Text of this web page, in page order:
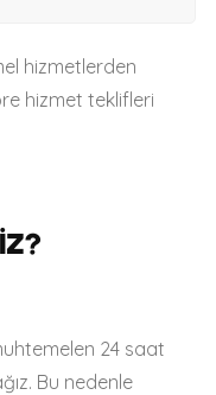
hizmetlerden
hizmet teklifleri
24 saat
Bu nedenle